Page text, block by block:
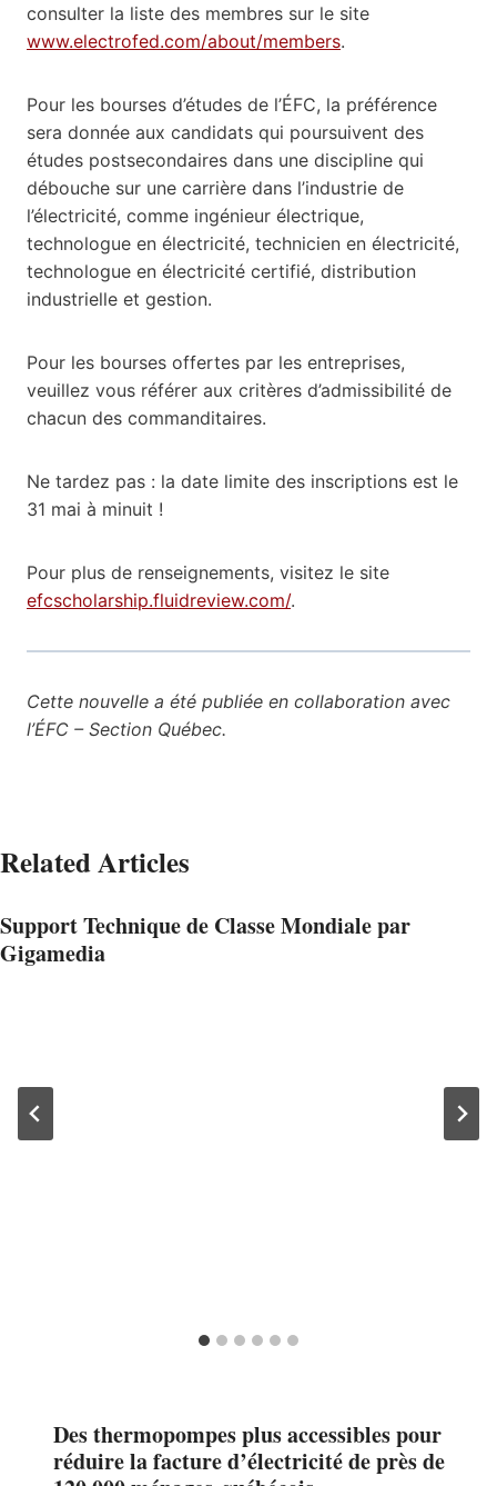
consulter la liste des membres sur le site
www.electrofed.com/about/members.
Pour les bourses d’études de l’ÉFC, la préférence
sera donnée aux candidats qui poursuivent des
études postsecondaires dans une discipline qui
débouche sur une carrière dans l’industrie de
l’électricité, comme ingénieur électrique,
technologue en électricité, technicien en électricité,
technologue en électricité certifié, distribution
industrielle et gestion.
Pour les bourses offertes par les entreprises,
veuillez vous référer aux critères d’admissibilité de
chacun des commanditaires.
Ne tardez pas : la date limite des inscriptions est le
31 mai à minuit !
Pour plus de renseignements, visitez le site
efcscholarship.fluidreview.com/.
Cette nouvelle a été publiée en collaboration avec
l’ÉFC – Section Québec.
Related Articles
Support Technique de Classe Mondiale par
Gigamedia
Des thermopompes plus accessibles pour
réduire la facture d’électricité de près de